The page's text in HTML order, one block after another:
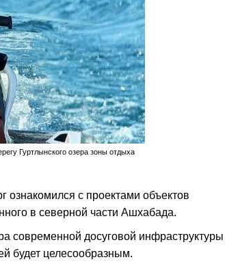
Гуртлынского озера зоны отдыха
ознакомился с проектами объектов
в северной части Ашхабада.
современной досуговой инфраструктуры
будет целесообразным.